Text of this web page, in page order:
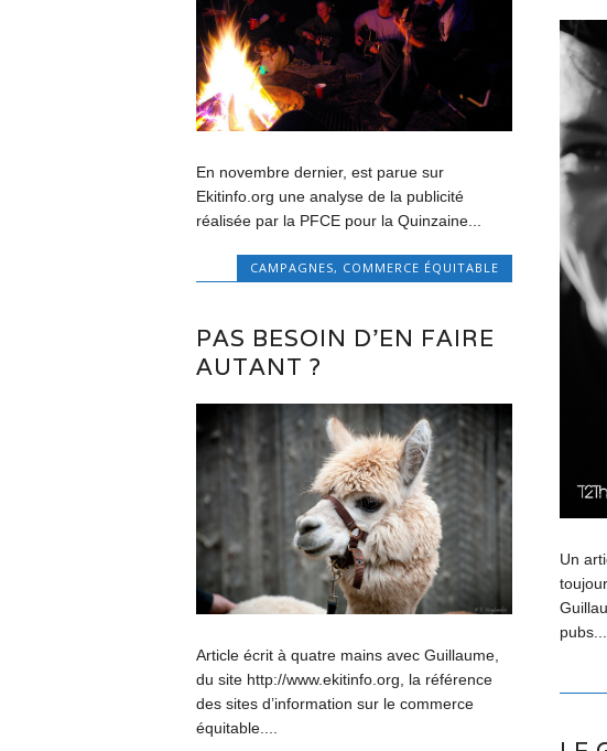
En novembre dernier, est parue sur
Ekitinfo.org une analyse de la publicité
réalisée par la PFCE pour la Quinzaine...
CAMPAGNES, COMMERCE ÉQUITABLE
Un
pubs...
PAS BESOIN D’EN FAIRE
AUTANT ?
Article écrit à quatre mains avec Guillaume,
du site http://www.ekitinfo.org, la référence
des sites d’information sur le commerce
équitable....